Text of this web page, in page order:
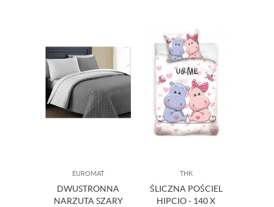
EUROMAT
DWUSTRONNA
NARZUTA SZARY
THK
ŚLICZNA POŚCIEL
HIPCIO - 140 X